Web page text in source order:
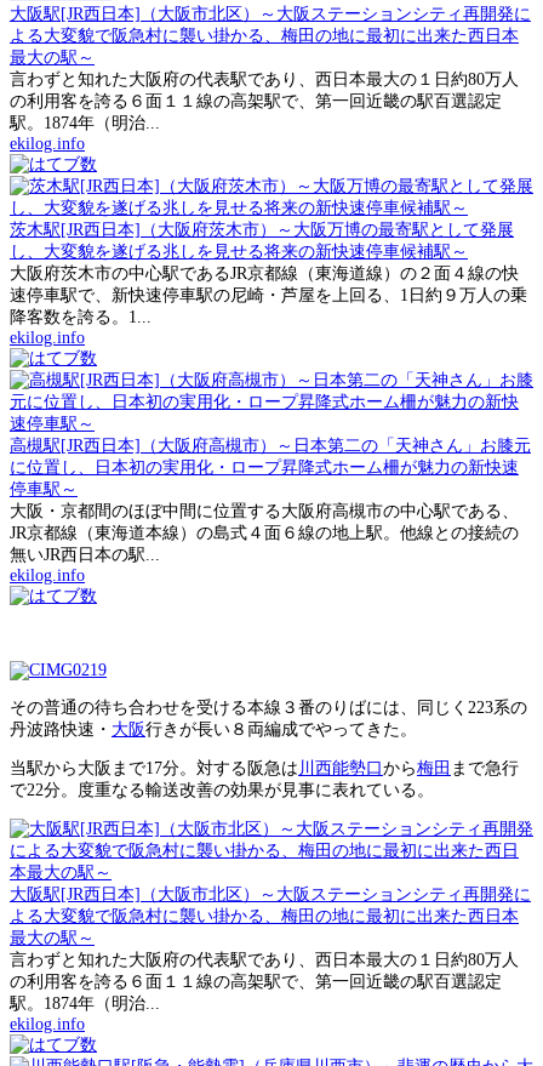
大阪駅[JR西日本]（大阪市北区）～大阪ステーションシティ再開発に
よる大変貌で阪急村に襲い掛かる、梅田の地に最初に出来た西日本
最大の駅～
言わずと知れた大阪府の代表駅であり、西日本最大の１日約80万人
の利用客を誇る６面１１線の高架駅で、第一回近畿の駅百選認定
駅。1874年（明治...
ekilog.info
茨木駅[JR西日本]（大阪府茨木市）～大阪万博の最寄駅として発展
し、大変貌を遂げる兆しを見せる将来の新快速停車候補駅～
大阪府茨木市の中心駅であるJR京都線（東海道線）の２面４線の快
速停車駅で、新快速停車駅の尼崎・芦屋を上回る、1日約９万人の乗
降客数を誇る。1...
ekilog.info
高槻駅[JR西日本]（大阪府高槻市）～日本第二の「天神さん」お膝元
に位置し、日本初の実用化・ロープ昇降式ホーム柵が魅力の新快速
停車駅～
大阪・京都間のほぼ中間に位置する大阪府高槻市の中心駅である、
JR京都線（東海道本線）の島式４面６線の地上駅。他線との接続の
無いJR西日本の駅...
ekilog.info
その普通の待ち合わせを受ける本線３番のりばには、同じく223系の
丹波路快速・ 大阪行きが長い８両編成でやってきた。
当駅から大阪まで17分。対する阪急は 川西能勢口 から梅田 まで急行
で22分。度重なる輸送改善の効果が見事に表れている。
大阪駅[JR西日本]（大阪市北区）～大阪ステーションシティ再開発に
よる大変貌で阪急村に襲い掛かる、梅田の地に最初に出来た西日本
最大の駅～
言わずと知れた大阪府の代表駅であり、西日本最大の１日約80万人
の利用客を誇る６面１１線の高架駅で、第一回近畿の駅百選認定
駅。1874年（明治...
ekilog.info